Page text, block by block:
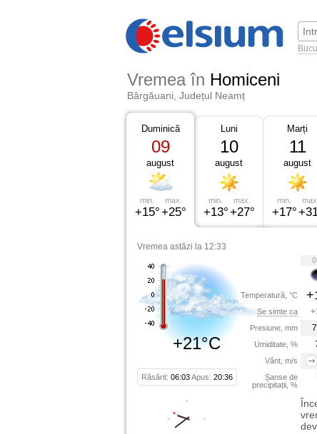
Vremea în Homiceni
Bârgăuani, Județul Neamț
Duminică
09
august
min.
+15°
max.
+25°
Luni
10
august
min.
+13°
max.
+27°
Marți
11
august
min.
+17°
max.
Vremea astăzi la 12:33
+21°C
Răsărit: 06:03Apus: 20:36
Temperatură, °C
Se simte ca
Presiune, mm
Umiditate, %
Vânt, m/s
Șanse de
precipitații, %